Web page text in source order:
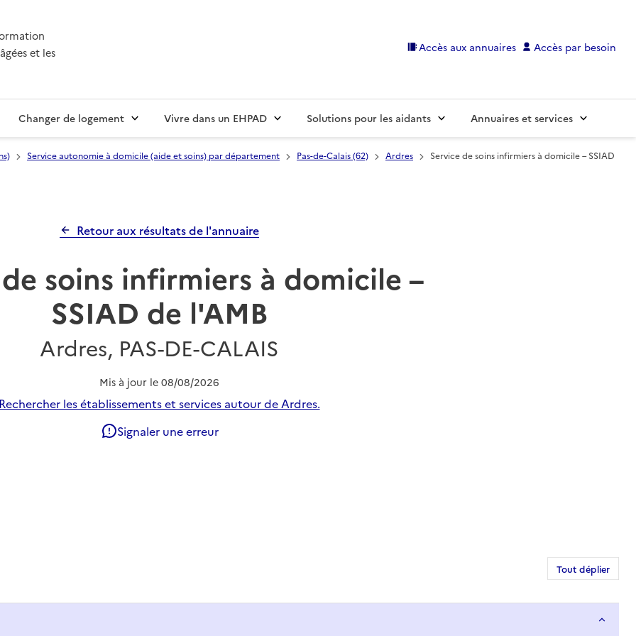
et les
Accès aux annuaires Accès par besoin
Changer de logement Vivre dans un EHPAD Solutions pour les aidants Annuaires et services
Service autonomie à domicile (aide et soins) par département Pas-de-Calais (62) Ardres
Service de soins infirmiers à domicile – SSIAD
Retour aux résultats de l'annuaire
soins infirmiers à domicile –
SSIAD de l'AMB
Ardres, PAS-DE-CALAIS
Mis à jour le 08/08/2026
Rechercher les établissements et services autour de Ardres.
Signaler une erreur
Tout déplier